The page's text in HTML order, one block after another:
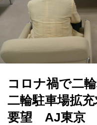
コロナ禍で二
二輪駐車場拡
要望 AJ東京